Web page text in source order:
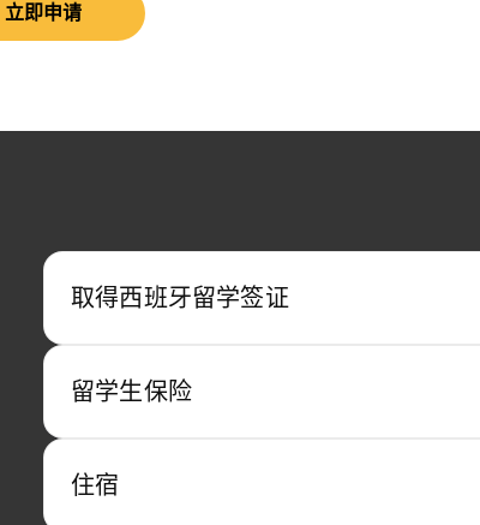
立即申请
取得西班牙留学签证
留学生保险
住宿